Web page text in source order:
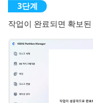
작업이 완료되면 확보